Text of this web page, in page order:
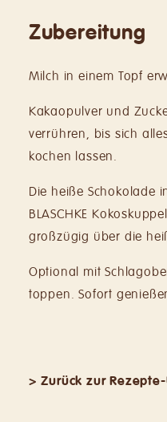
Zubereitung
Milch in einem Topf
Kakaopulver und
verrühren, bis sich
kochen lassen.
Die heiße Schokolade
BLASCHKE
großzügig über die
Optional mit
toppen. Sofort
> Zurück zur